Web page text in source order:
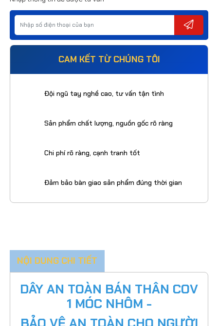
Nhập thông tin để được tư vấn
CAM KẾT TỪ CHÚNG TÔI
NỘI DUNG CHI TIẾT
DÂY AN TOÀN BÁN THÂN COV
1 MÓC NHÔM -